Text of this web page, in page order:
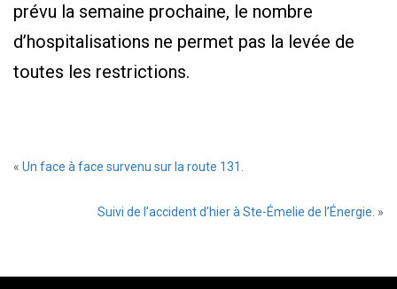
prévu la semaine prochaine, le nombre
d’hospitalisations ne permet pas la levée de
toutes les restrictions.
« Un face à face survenu sur la route 131.
Suivi de l’accident d’hier à Ste-Émelie de l’Énergie. »